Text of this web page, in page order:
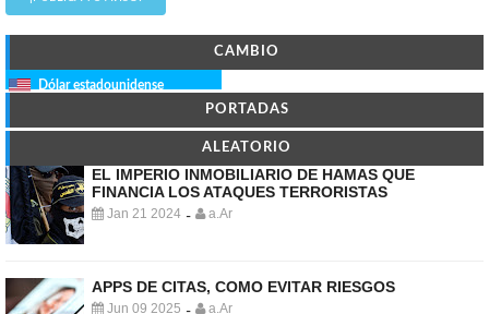
CAMBIO
Dólar estadounidense
PORTADAS
ALEATORIO
EL IMPERIO INMOBILIARIO DE HAMAS QUE
FINANCIA LOS ATAQUES TERRORISTAS
Jan 21 2024 - a.Ar
APPS DE CITAS, COMO EVITAR RIESGOS
Jun 09 2025 a.Ar